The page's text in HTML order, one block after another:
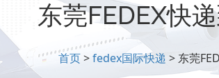
东莞FEDEX快
首页>fedex国际快递 > 东莞